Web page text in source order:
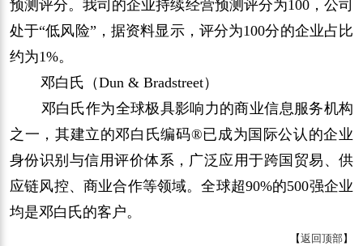
预测评分。我司的企业持续经营预测评分为100，公司
处于“低风险”，据资料显示，评分为100分的企业占比
约为1%。
邓白氏（Dun & Bradstreet）
邓白氏作为全球极具影响力的商业信息服务机构
之一，其建立的邓白氏编码®已成为国际公认的企业
身份识别与信用评价体系，广泛应用于跨国贸易、供
应链风控、商业合作等领域。全球超90%的500强企业
均是邓白氏的客户。
【返回顶部】